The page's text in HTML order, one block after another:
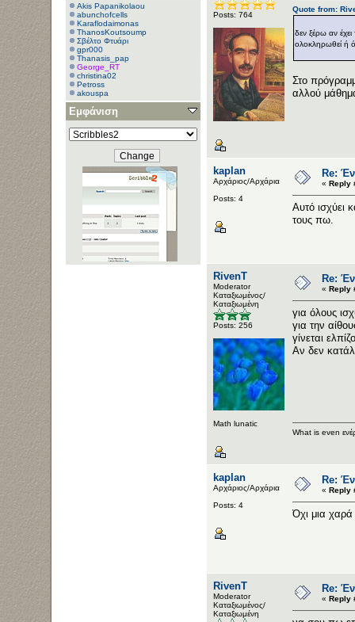
Akis Papanikolaou
abunchofcells
Κaraflodaimonas
ThanosKoutsoump
Σβέλτο Φτυάρι
gpr000
Thanasis_pap
George_RT
christina02
Petross
akouspa
Carot1456
Captain
vpoug
Εμφάνιση
Posts: 764
Quote from:
δεν ξέρω αν
ολοκληρωθεί ή
Στο
αλλού
kaplan
Αρχάριος/Αρχάρια
Posts: 4
Re:
« Reply
Αυτό ισχύει
τους πω.
RivenT
Moderator
Καταξιωμένος/
Καταξιωμένη
Posts: 256
Math lunatic
Re:
« Reply
για όλους
για την
γίνεται
Αν δεν
What is even
kaplan
Αρχάριος/Αρχάρια
Posts: 4
Re:
« Reply
Όχι μια
RivenT
Moderator
Καταξιωμένος/
Καταξιωμένη
Re:
« Reply